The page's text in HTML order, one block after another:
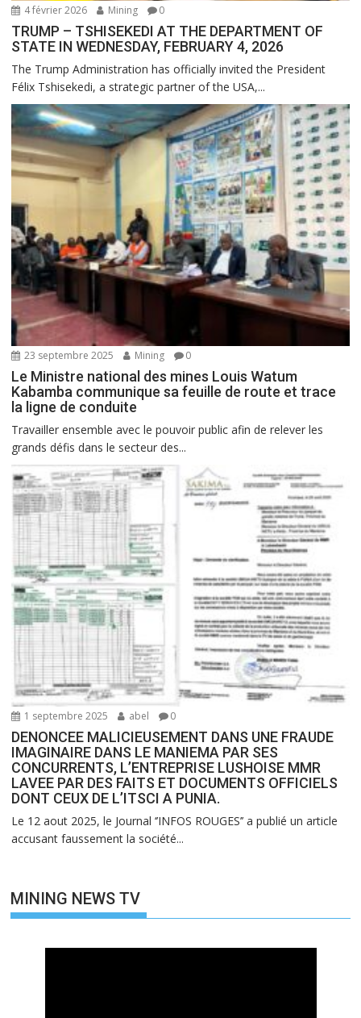
4 février 2026 Mining 0
TRUMP – TSHISEKEDI AT THE DEPARTMENT OF
STATE IN WEDNESDAY, FEBRUARY 4, 2026
The Trump Administration has officially invited the President
Félix Tshisekedi, a strategic partner of the USA,...
23 septembre 2025 Mining 0
Le Ministre national des mines Louis Watum
Kabamba communique sa feuille de route et trace
la ligne de conduite
Travailler ensemble avec le pouvoir public afin de relever les
grands défis dans le secteur des...
1 septembre 2025 abel 0
DENONCEE MALICIEUSEMENT DANS UNE FRAUDE
IMAGINAIRE DANS LE MANIEMA PAR SES
CONCURRENTS, L’ENTREPRISE LUSHOISE MMR
LAVEE PAR DES FAITS ET DOCUMENTS OFFICIELS
DONT CEUX DE L’ITSCI A PUNIA.
Le 12 aout 2025, le Journal ‘’INFOS ROUGES’’ a publié un article
accusant faussement la société...
MINING NEWS TV